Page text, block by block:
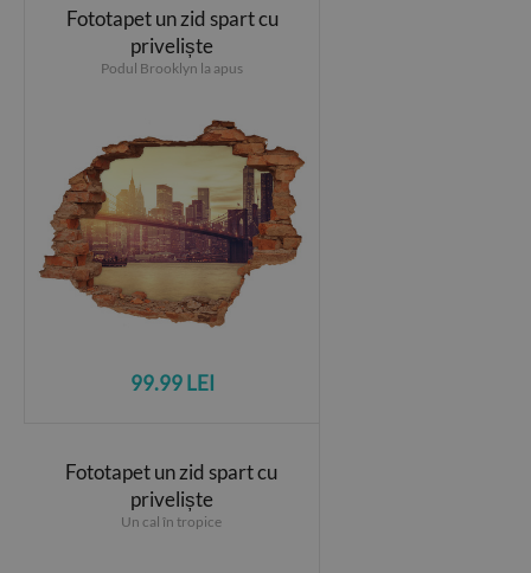
Fototapet un zid spart cu
priveliște
Podul Brooklyn la apus
99.99 LEI
Fototapet un zid spart cu
priveliște
Un cal în tropice